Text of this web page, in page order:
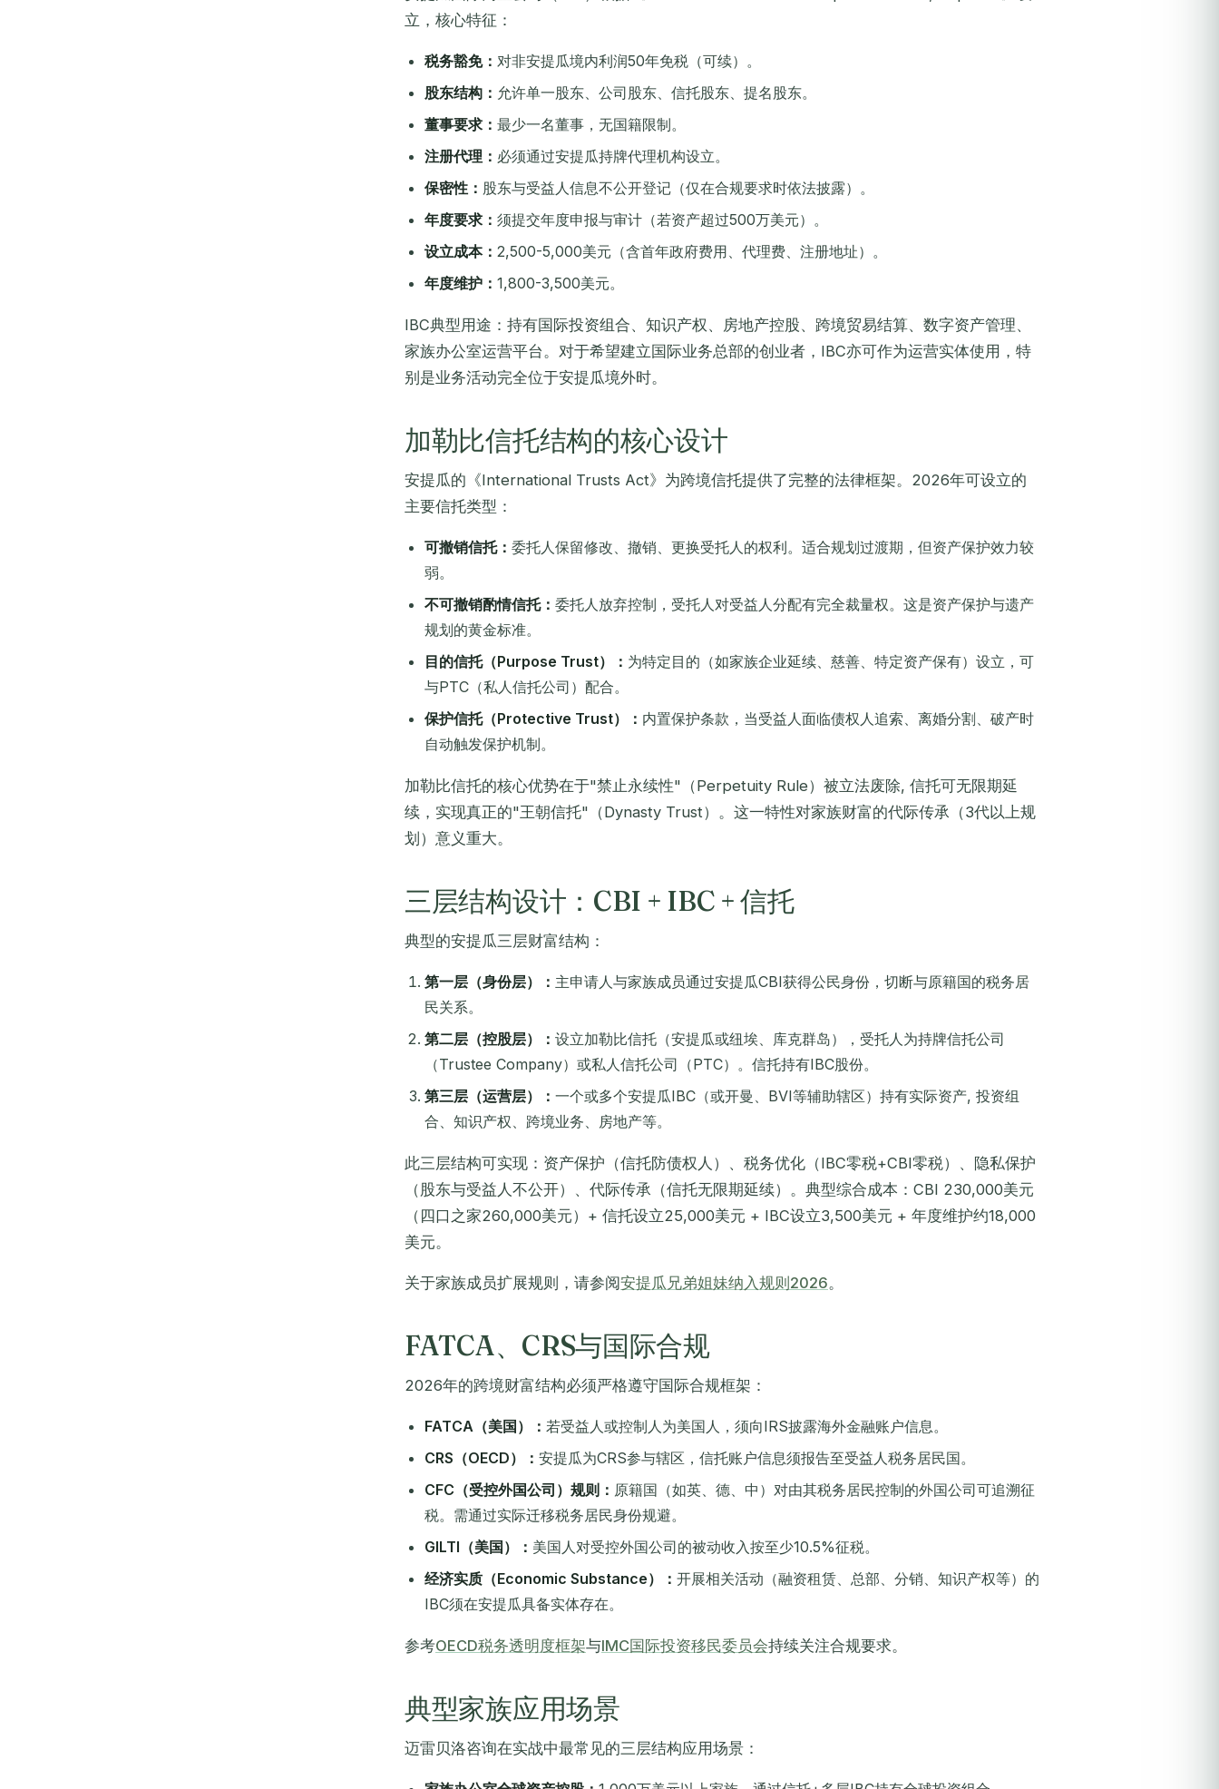
立，核心特征：
税务豁免： 对非安提瓜境内利润50年免税（可续）。
股东结构： 允许单一股东、公司股东、信托股东、提名股东。
董事要求： 最少一名董事，无国籍限制。
注册代理： 必须通过安提瓜持牌代理机构设立。
保密性： 股东与受益人信息不公开登记（仅在合规要求时依法披露）。
年度要求： 须提交年度申报与审计（若资产超过500万美元）。
设立成本： 2,500-5,000美元（含首年政府费用、代理费、注册地址）。
年度维护： 1,800-3,500美元。
IBC典型用途：持有国际投资组合、知识产权、房地产控股、跨境贸易结算、数字资产管理、
家族办公室运营平台。对于希望建立国际业务总部的创业者，IBC亦可作为运营实体使用，特
别是业务活动完全位于安提瓜境外时。
加勒比信托结构的核心设计
安提瓜的《International Trusts Act》为跨境信托提供了完整的法律框架。2026年可设立的
主要信托类型：
可撤销信托： 委托人保留修改、撤销、更换受托人的权利。适合规划过渡期，但资产保护效力较
弱。
不可撤销酌情信托： 委托人放弃控制，受托人对受益人分配有完全裁量权。这是资产保护与遗产
规划的黄金标准。
目的信托（Purpose Trust）： 为特定目的（如家族企业延续、慈善、特定资产保有）设立，可
与PTC（私人信托公司）配合。
保护信托（Protective Trust）： 内置保护条款，当受益人面临债权人追索、离婚分割、破产时
自动触发保护机制。
加勒比信托的核心优势在于"禁止永续性"（Perpetuity Rule）被立法废除, 信托可无限期延
续，实现真正的"王朝信托"（Dynasty Trust）。这一特性对家族财富的代际传承（3代以上规
划）意义重大。
三层结构设计：CBI + IBC + 信托
典型的安提瓜三层财富结构：
第一层（身份层）： 主申请人与家族成员通过安提瓜CBI获得公民身份，切断与原籍国的税务居
民关系。
第二层（控股层）： 设立加勒比信托（安提瓜或纽埃、库克群岛），受托人为持牌信托公司
（Trustee Company）或私人信托公司（PTC）。信托持有IBC股份。
第三层（运营层）： 一个或多个安提瓜IBC（或开曼、BVI等辅助辖区）持有实际资产, 投资组
合、知识产权、跨境业务、房地产等。
此三层结构可实现：资产保护（信托防债权人）、税务优化（IBC零税+CBI零税）、隐私保护
（股东与受益人不公开）、代际传承（信托无限期延续）。典型综合成本：CBI 230,000美元
（四口之家260,000美元）+ 信托设立25,000美元 + IBC设立3,500美元 + 年度维护约18,000
美元。
关于家族成员扩展规则，请参阅安提瓜兄弟姐妹纳入规则2026。
FATCA、CRS与国际合规
2026年的跨境财富结构必须严格遵守国际合规框架：
FATCA（美国）： 若受益人或控制人为美国人，须向IRS披露海外金融账户信息。
CRS（OECD）： 安提瓜为CRS参与辖区，信托账户信息须报告至受益人税务居民国。
CFC（受控外国公司）规则： 原籍国（如英、德、中）对由其税务居民控制的外国公司可追溯征
税。需通过实际迁移税务居民身份规避。
GILTI（美国）： 美国人对受控外国公司的被动收入按至少10.5%征税。
经济实质（Economic Substance）： 开展相关活动（融资租赁、总部、分销、知识产权等）的
IBC须在安提瓜具备实体存在。
参考OECD税务透明度框架与IMC国际投资移民委员会持续关注合规要求。
典型家族应用场景
迈雷贝洛咨询在实战中最常见的三层结构应用场景：